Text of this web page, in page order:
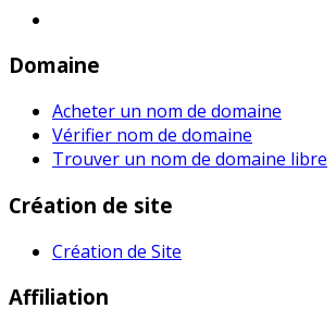
Domaine
Acheter un nom de domaine
Vérifier nom de domaine
Trouver un nom de domaine libre
Création de site
Création de Site
Affiliation